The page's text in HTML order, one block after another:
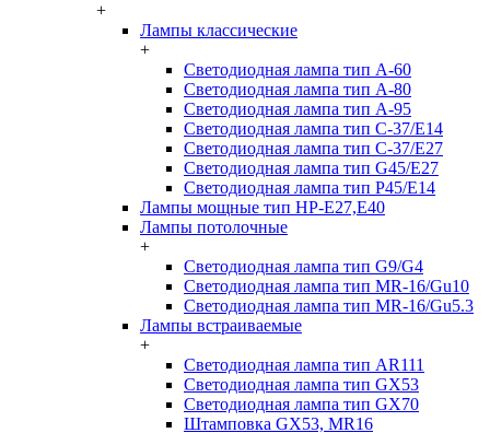
+
Лампы классические
+
Светодиодная лампа тип A-60
Светодиодная лампа тип A-80
Светодиодная лампа тип A-95
Светодиодная лампа тип C-37/Е14
Светодиодная лампа тип C-37/Е27
Светодиодная лампа тип G45/E27
Светодиодная лампа тип P45/E14
Лампы мощные тип HP-E27,E40
Лампы потолочные
+
Светодиодная лампа тип G9/G4
Светодиодная лампа тип MR-16/Gu10
Светодиодная лампа тип MR-16/Gu5.3
Лампы встраиваемые
+
Светодиодная лампа тип AR111
Светодиодная лампа тип GX53
Светодиодная лампа тип GX70
Штамповка GX53, MR16